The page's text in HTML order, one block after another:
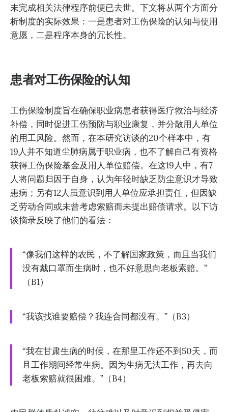
未完成相关法律程序前便已去世。下文将从两个方面分
析制度的实际效果：一是患者对工伤保险的认知与使用
意愿，二是程序本身的冗长性。
患者对工伤保险的认知
工伤保险制度旨在确保职业病患者获得医疗救治与经济
补偿，同时促进工伤预防与职业康复，并分散用人单位
的用工风险。然而，在本研究访谈的20个样本中，有
19人并不知道尘肺病属于职业病，也不了解自己有资格
获得工伤保险基金及用人单位赔偿。在这19人中，有7
人将问题归因于自身，认为年轻时缺乏防尘意识才导致
患病；另有12人虽意识到用人单位应承担责任，但因缺
乏劳动合同或未曾考虑索赔而未提出赔偿请求。以下访
谈摘录反映了他们的看法：
“像我们这样的农民，不了解国家政策，而且当我们
没有戴口罩而生病时，也不好意思向老板索赔。”
（B1）
“我该找谁要赔偿？我连合同都没有。”（B3）
“我在甘肃生病的时候，在那里工作还不到50天，而
且工作期间经常生病。因为生病无法工作，再去向
老板索赔就很困难。”（B4）